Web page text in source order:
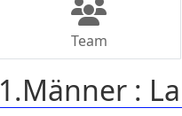
Team
1.Männer :